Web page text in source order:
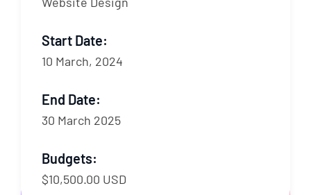
Start Date:
10 March, 2024
End Date:
30 March 2025
Budgets:
$10,500.00 USD